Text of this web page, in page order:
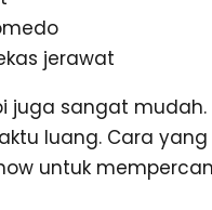
jerawat
juga sangat
luang. Cara
untuk